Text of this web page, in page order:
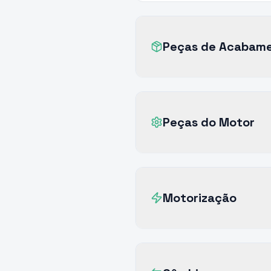
Peças de
Peças do Motor
Motorização